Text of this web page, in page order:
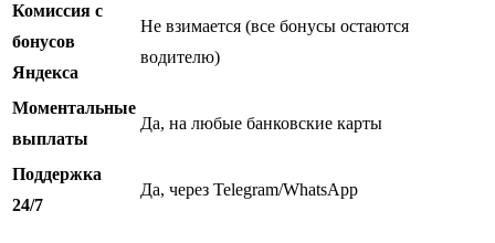
Комиссия с
бонусов
Яндекса
Не взимается (все бонусы остаются
водителю)
Моментальные
выплаты
Да, на любые банковские карты
Поддержка
24/7
Да, через Telegram/WhatsApp